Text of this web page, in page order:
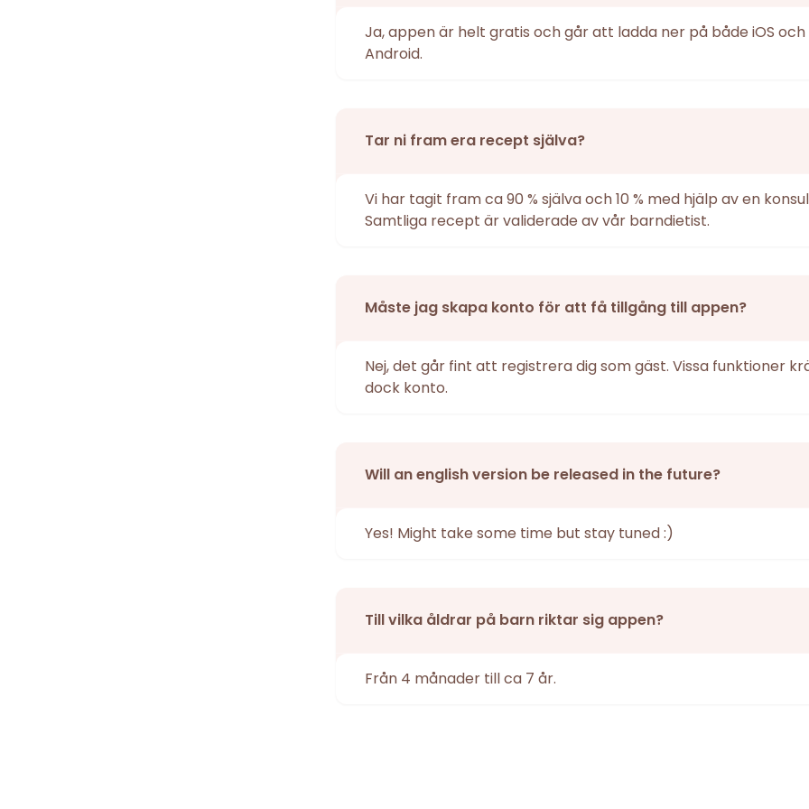
Ja, appen är helt gratis och går att ladda ner på både iOS och
Android.
Tar ni fram era recept själva?
Vi har tagit fram ca 90 % själva och 10 % med hjälp av en
Samtliga recept är validerade av vår barndietist.
Måste jag skapa konto för att få tillgång till appen?
Nej, det går fint att registrera dig som gäst. Vissa funktioner
dock konto.
Will an english version be released in the future?
Yes! Might take some time but stay tuned :)
Till vilka åldrar på barn riktar sig appen?
Från 4 månader till ca 7 år.